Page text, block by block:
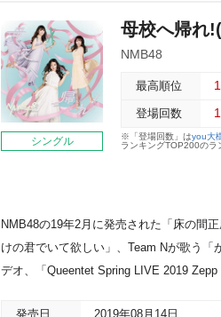
シングル
母校へ帰れ
NMB48
最高順位 1
登場回数
※「登場回数」はyou大
ランキングTOP200のラ
NMB48の19年2月に発売された「床の間
けの君でいて欲しい」、Team Nが歌う
デオ、「Queentet Spring LIVE 2019 Zepp
発売日 2019年08月14日